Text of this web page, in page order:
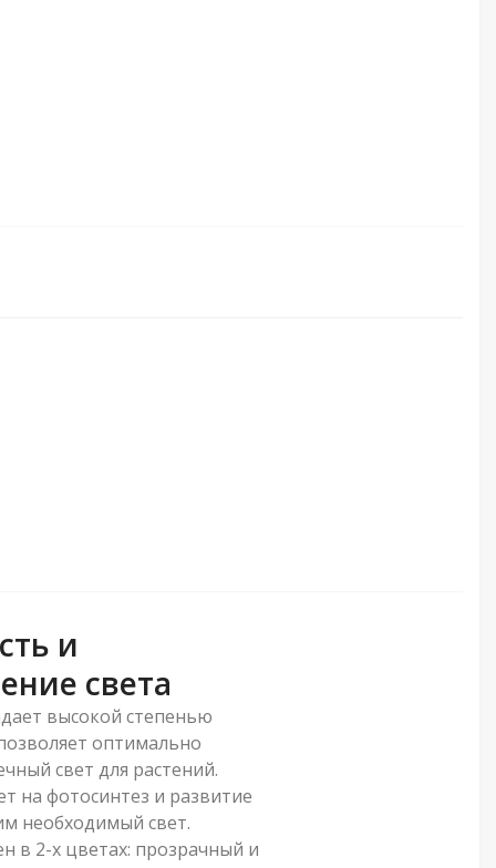
и
света
высокой степенью
оптимально
свет для растений.
на фотосинтез и развитие
необходимый свет.
в 2-х цветах: прозрачный и